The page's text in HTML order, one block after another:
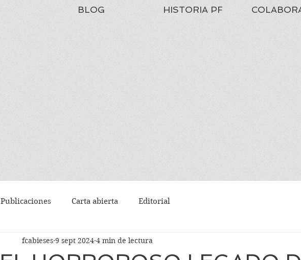
BLOG HISTORIA PF
Publicaciones Carta abierta Editorial
fcabieses 9 sept 2024 4 min de lectura